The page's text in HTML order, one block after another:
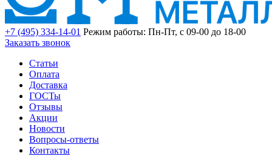
+7 (495) 334-14-01 Режим работы: Пн-Пт, с 09-00 до 18-00
Заказать звонок
Статьи
Оплата
Доставка
ГОСТы
Отзывы
Акции
Новости
Вопросы-ответы
Контакты